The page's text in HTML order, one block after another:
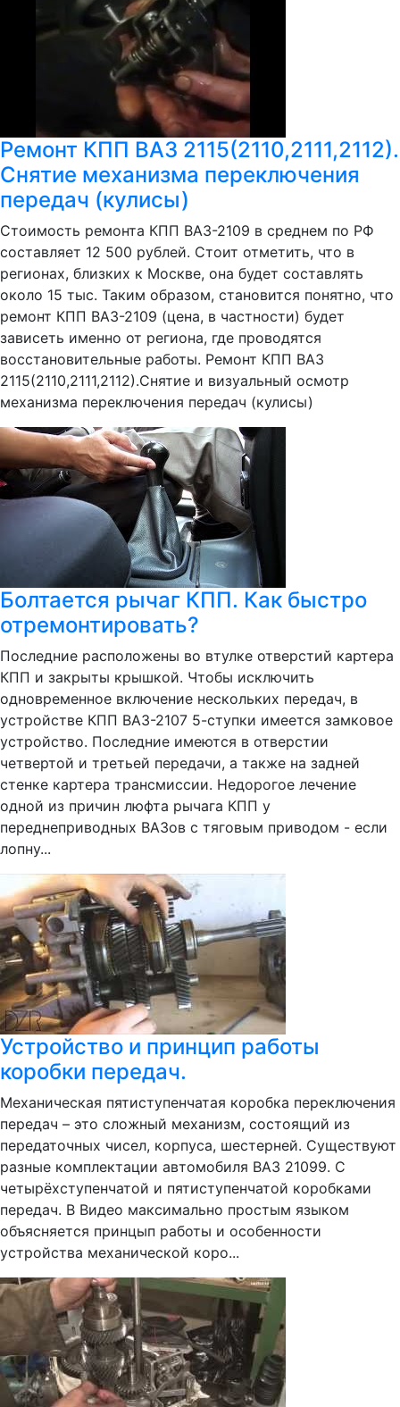
Ремонт КПП ВАЗ 2115(2110,2111,2112).
Снятие механизма переключения
передач (кулисы)
Стоимость ремонта КПП ВАЗ-2109 в среднем по РФ
составляет 12 500 рублей. Стоит отметить, что в
регионах, близких к Москве, она будет составлять
около 15 тыс. Таким образом, становится понятно, что
ремонт КПП ВАЗ-2109 (цена, в частности) будет
зависеть именно от региона, где проводятся
восстановительные работы. Ремонт КПП ВАЗ
2115(2110,2111,2112).Снятие и визуальный осмотр
механизма переключения передач (кулисы)
Болтается рычаг КПП. Как быстро
отремонтировать?
Последние расположены во втулке отверстий картера
КПП и закрыты крышкой. Чтобы исключить
одновременное включение нескольких передач, в
устройстве КПП ВАЗ-2107 5-ступки имеется замковое
устройство. Последние имеются в отверстии
четвертой и третьей передачи, а также на задней
стенке картера трансмиссии. Недорогое лечение
одной из причин люфта рычага КПП у
переднеприводных ВАЗов с тяговым приводом - если
лопну...
Устройство и принцип работы
коробки передач.
Механическая пятиступенчатая коробка переключения
передач – это сложный механизм, состоящий из
передаточных чисел, корпуса, шестерней. Существуют
разные комплектации автомобиля ВАЗ 21099. С
четырёхступенчатой и пятиступенчатой коробками
передач. В Видео максимально простым языком
объясняется принцып работы и особенности
устройства механической коро...